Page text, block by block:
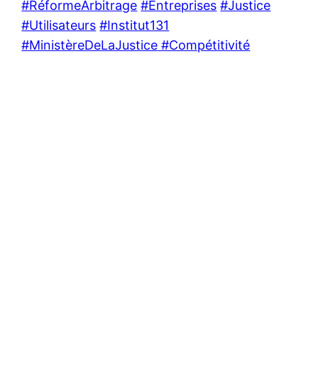
#RéformeArbitrage #Entreprises #Justice
#Utilisateurs #Institut131
#MinistèreDeLaJustice #Compétitivité